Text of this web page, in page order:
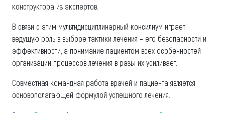
конструктора из экспертов.
В связи с этим мультидисциплинарный консилиум играет
ведущую роль в выборе тактики лечения – его безопасности и
эффективности, а понимание пациентом всех особенностей
организации процессов лечения в разы их усиливает.
Совместная командная работа врачей и пациента является
основополагающей формулой успешного лечения.